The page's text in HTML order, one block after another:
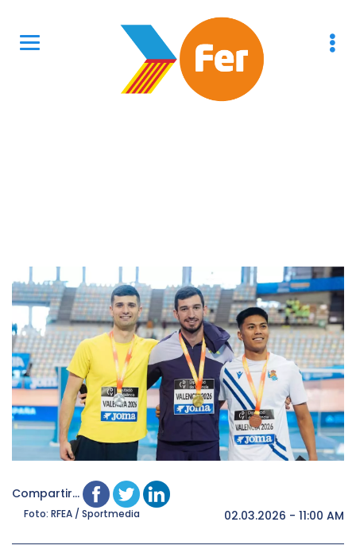
Compartir...
02.03.2026 - 11:00 AM
Foto: RFEA / Sportmedia